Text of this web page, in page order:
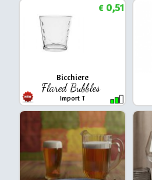
Bicchiere
Flared Bubbles
Import T
€0,51